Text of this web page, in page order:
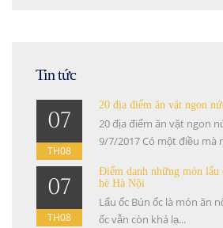
Tin tức
07
TH08
20 địa điểm ăn vặt ngon
20 địa điểm ăn vặt ngon
9/7/2017 Có một điều mà
07
TH08
Điểm danh những món lẩu
hè Hà Nội
Lẩu ốc Bún ốc là món ăn
ốc vẫn còn khá lạ...